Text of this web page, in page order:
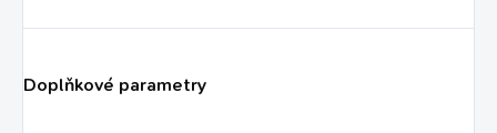
Doplňkové parametry